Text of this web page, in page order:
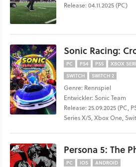
Release: 04.11.2025 (PC)
Sonic Racing:
PC PS4 PS5 XBOX
SWITCH
SWITCH 2
Genre: Rennspiel
Entwickler: Sonic Team
Release: 25.09.2025 (PC,
Series X/S, Xbox One,
Persona 5: The
PC IOS ANDROID